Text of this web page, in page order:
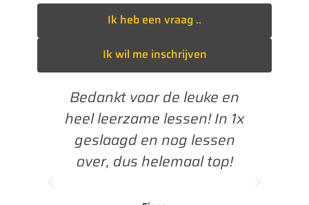
Ik heb een vraag ..
Ik wil me inschrijven
Bedankt voor de leuke en
heel leerzame lessen! In 1x
geslaagd en nog lessen
over, dus helemaal top!